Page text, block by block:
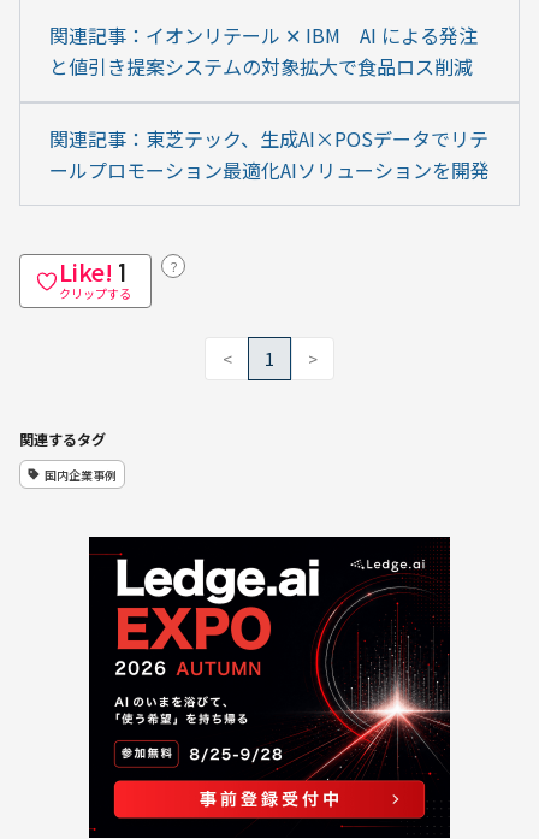
関連記事：イオンリテール ✕ IBM　AI による発注
と値引き提案システムの対象拡大で食品ロス削減
関連記事：東芝テック、生成AI×POSデータでリテ
ールプロモーション最適化AIソリューションを開発
Like! 1
クリップする
？
< 1 >
関連するタグ
国内企業事例